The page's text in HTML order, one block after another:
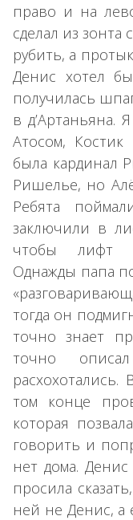
право и на
сделал из
рубить, а
Денис хотел
получилась
в
Атосом,
была кардинал
Ришелье, но
Ребята
заключили в
чтобы лифт
Однажды папа
тогда он
точно знает
точно
том конце
которая
говорить и
нет дома. Денис
просила
ней не Денис, а